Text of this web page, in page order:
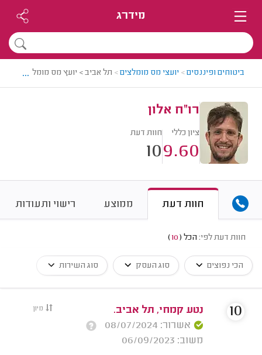
מידרג
ביטוחים ופיננסים> יועצי מס מומלצים> תל אביב > יועץ מס מומלץ - רו"ח
...
רו"ח אלון
ציון כללי
9.60
חוות דעת
10
חוות דעת ממוצע רישוי ותעודות
חוות דעת לפי: הכל (
10
)
הכי נפוצים סוג העסק סוג השירות
מיון
נטע קמחי, תל אביב.
אשרור: 08/07/2024
משוב: 06/09/2023
10